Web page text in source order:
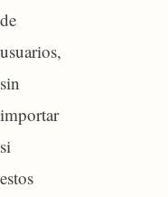
de
usuarios,
sin
importar
si
estos